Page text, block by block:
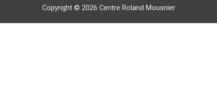
Copyright © 2026 Centre Roland Mousnier